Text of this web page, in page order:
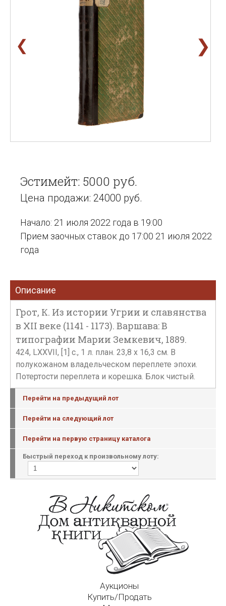
❮ ❯
Эстимейт: 5000 руб.
Цена продажи: 24000 руб.
Начало: 21 июля 2022 года в 19:00
Прием заочных ставок до 17:00 21 июля 2022
года
Описание
Грот, К. Из истории Угрии и славянства
в XII веке (1141 - 1173). Варшава: В
типографии Марии Земкевич, 1889.
424, LXXVII, [1] с., 1 л. план. 23,8 х 16,3 см. В
полукожаном владельческом переплете эпохи.
Потертости переплета и корешка. Блок чистый.
Перейти на предыдущий лот
Перейти на следующий лот
Перейти на первую страницу каталога
Быстрый переход к произвольному лоту:
Аукционы
Купить/Продать